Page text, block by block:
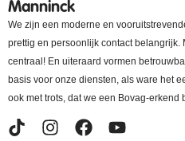
Manninck
We zijn een moderne en
prettig en persoonlijk contact
centraal! En uiteraard vormen
basis voor onze diensten, als ware het
ook met trots, dat we een Bovag-erkend